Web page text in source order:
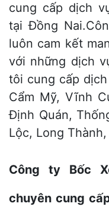
cung cấp dịch
tại Đồng
luôn cam kết
với những dịch
tôi cung cấp
Cẩm Mỹ, Vĩnh
Định Quán,
Lộc, Long
Công ty Bốc
chuyên cung